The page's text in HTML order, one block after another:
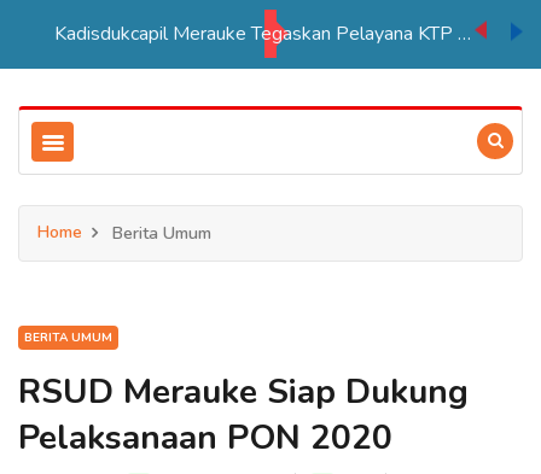
Kadisdukcapil Merauke Tegaskan Pelayana KTP Sesuai SOP
Home Berita Umum
BERITA UMUM
RSUD Merauke Siap Dukung
Pelaksanaan PON 2020